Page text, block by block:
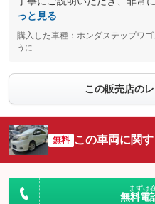
っと見る
購入した車種：ホンダステップワ
うに
この販売店の
無料 この車両に関
まずは
無料電